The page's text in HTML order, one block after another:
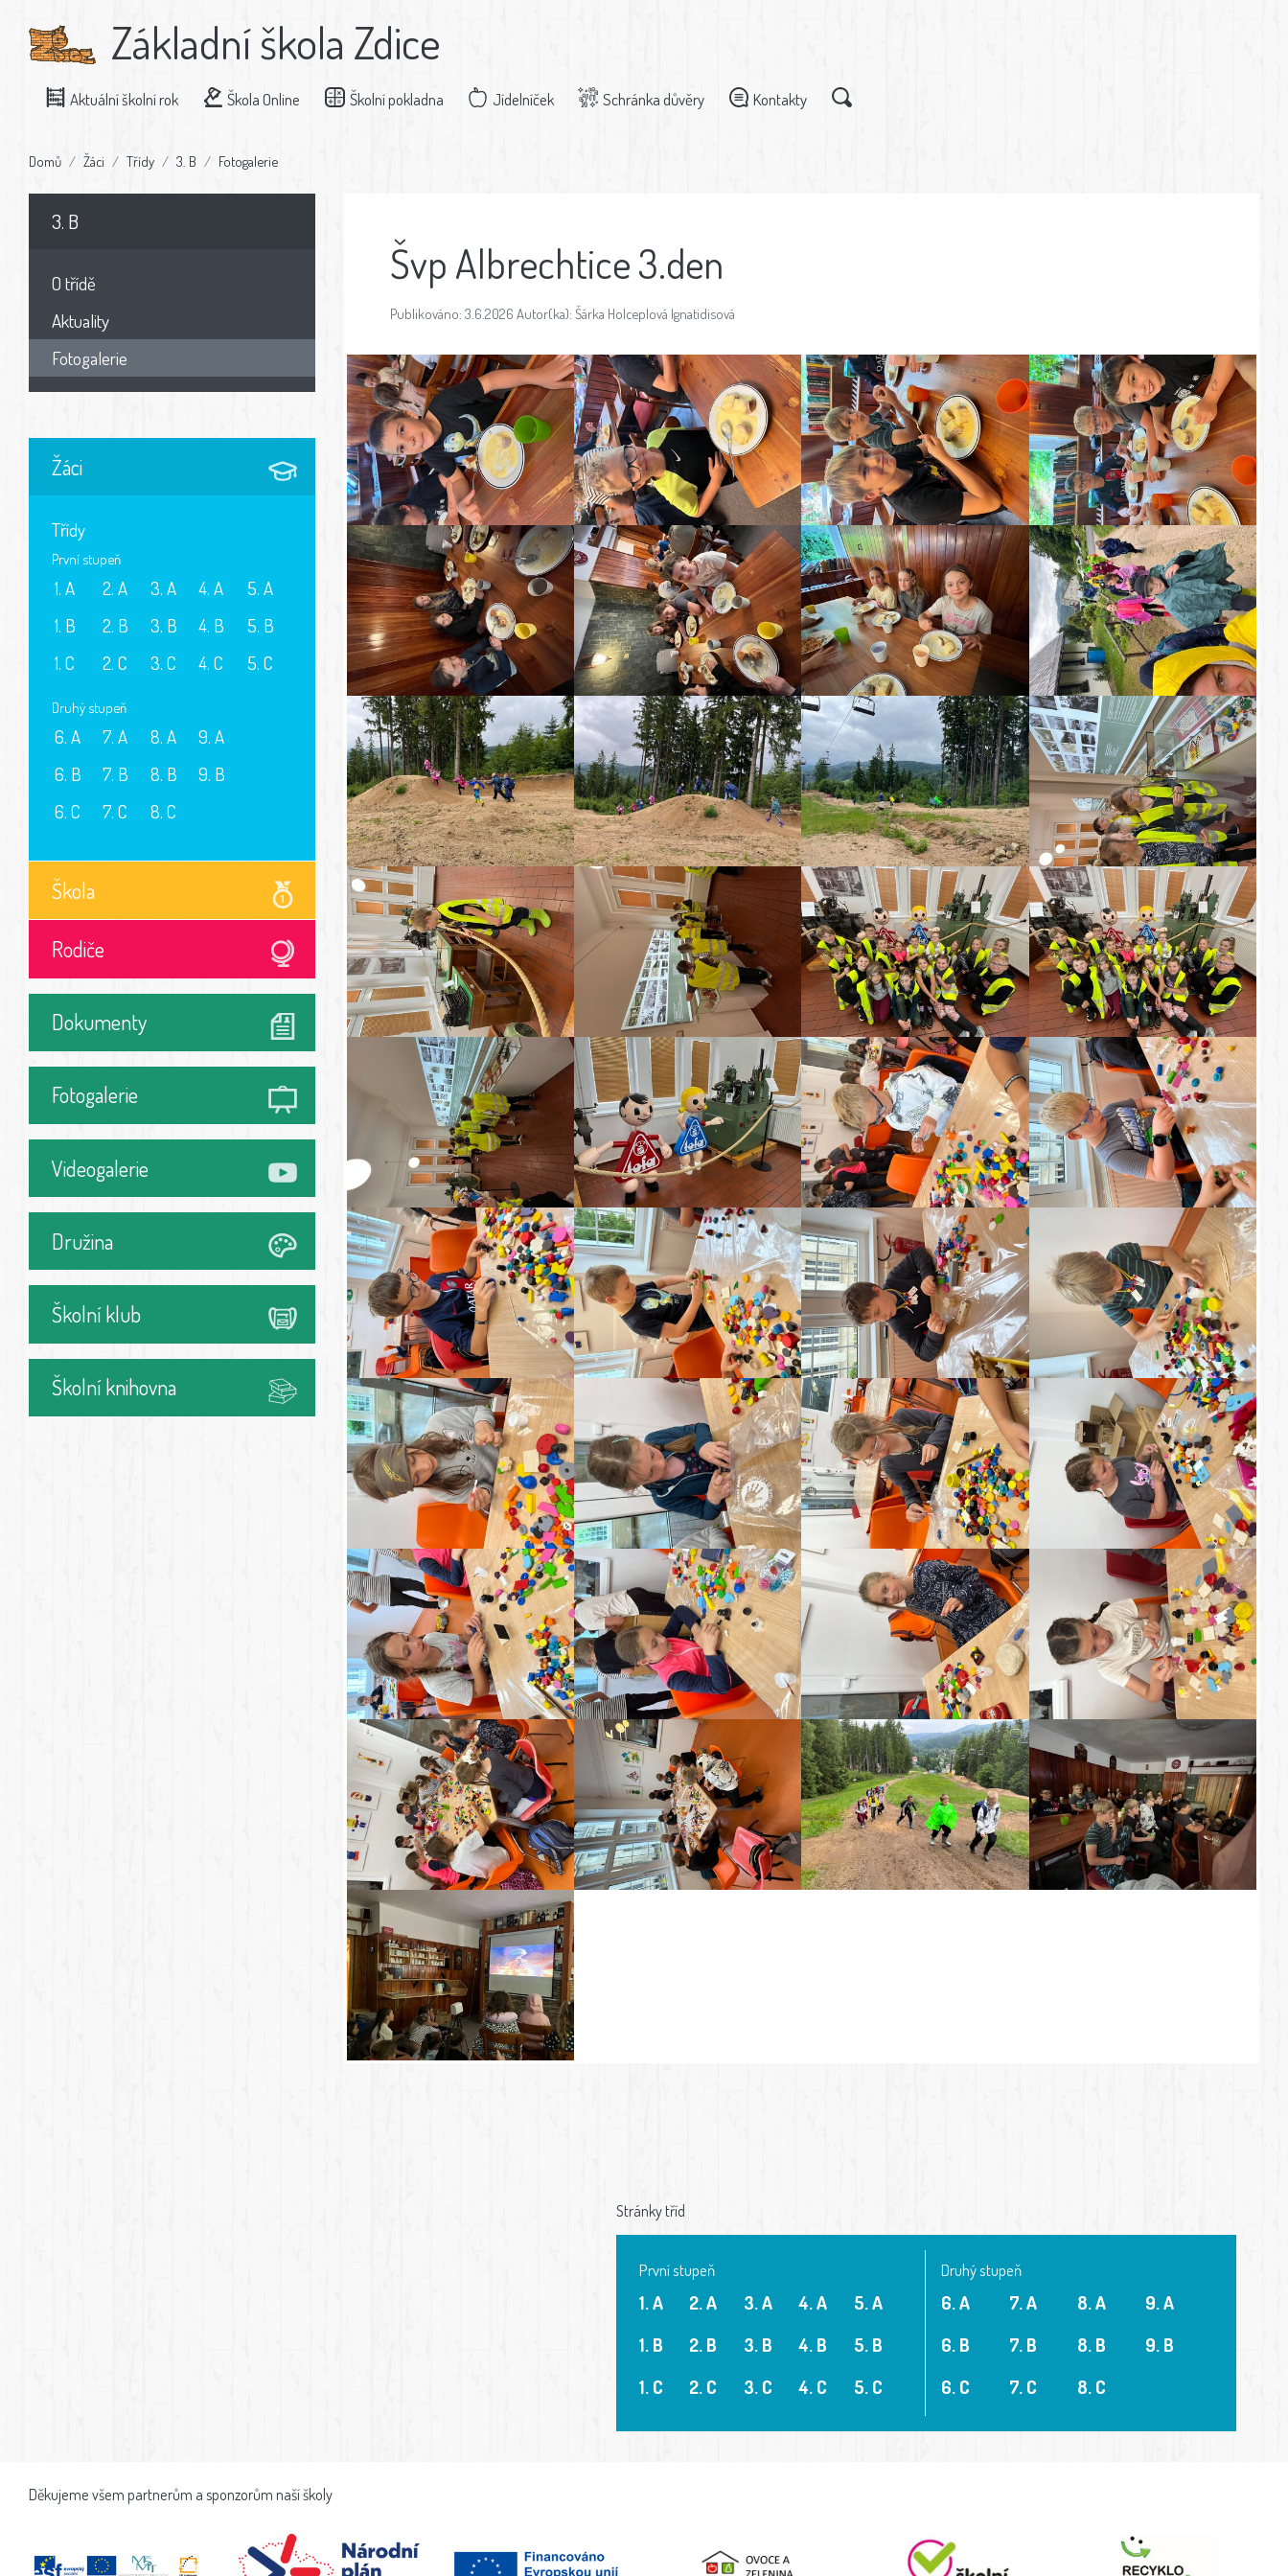
Základní škola Zdice
Aktuální školní rok Škola Online Školní pokladna Jídelníček Schránka důvěry Kontakty
Domů Žáci Třídy 3. B Fotogalerie
3. B
O třídě
Aktuality
Fotogalerie
Žáci
Třídy
První stupeň
1. A
1. B
1. C
2. A
2. B
2. C
3. A
3. B
3. C
4. A
4. B
4. C
5. A
5. B
5. C
Druhý stupeň
6. A
6. B
6. C
7. A
7. B
7. C
8. A
8. B
8. C
9. A
9. B
Škola
Rodiče
Dokumenty
Fotogalerie
Videogalerie
Družina
Školní klub
Školní knihovna
Švp Albrechtice 3.den
Publikováno: 3.6.2026 Autor(ka): Šárka Holceplová Ignatidisová
Stránky tříd
První stupeň
1. A
1. B
1. C
2. A
2. B
2. C
3. A
3. B
3. C
4. A
4. B
4. C
5. A
5. B
5. C
Druhý stupeň
6. A
6. B
6. C
7. A
7. B
7. C
8. A
8. B
8. C
9. A
9. B
Děkujeme všem partnerům a sponzorům naší školy